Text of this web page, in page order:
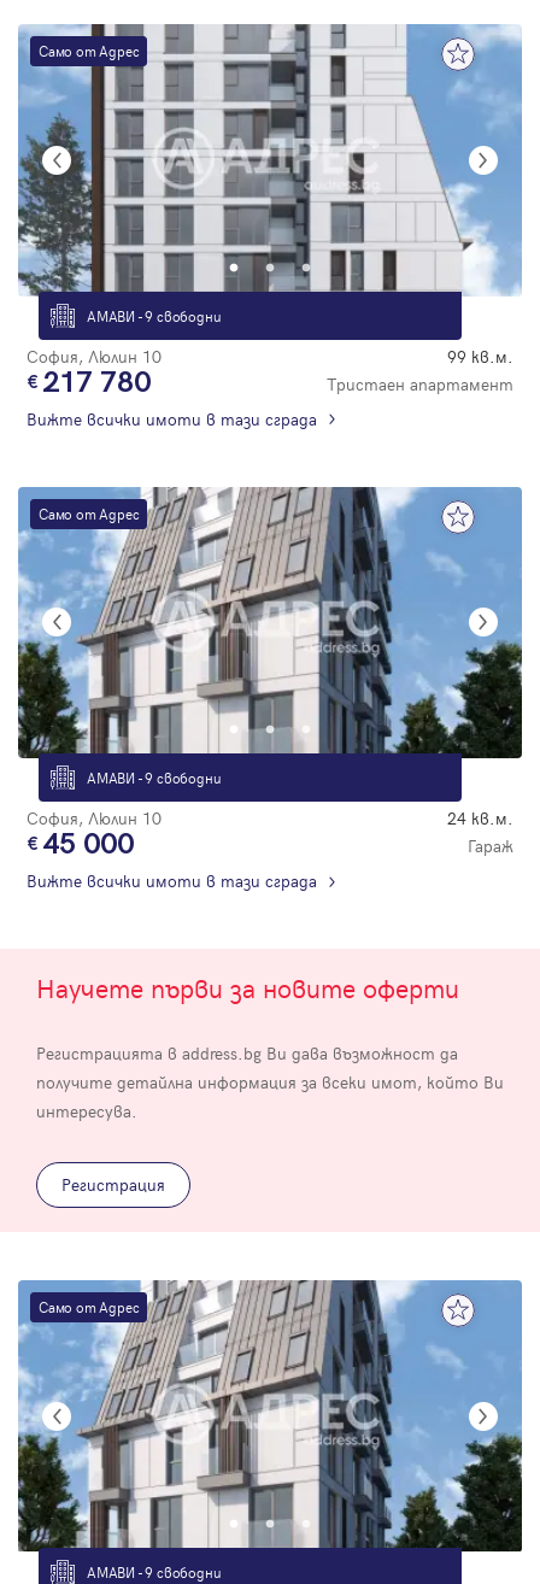
Само от Адрес
АМАВИ - 9 свободни
София, Люлин 10 99 кв.м.
217 780
Тристаен апартамент
Вижте всички имоти в тази сграда
Само от Адрес
АМАВИ - 9 свободни
София, Люлин 10 24 кв.м.
45 000
Гараж
Вижте всички имоти в тази сграда
Научете първи за новите оферти
Регистрацията в address.bg Ви дава възможност да
получите детайлна информация за всеки имот, който Ви
интересува.
Регистрация
Само от Адрес
АМАВИ - 9 свободни